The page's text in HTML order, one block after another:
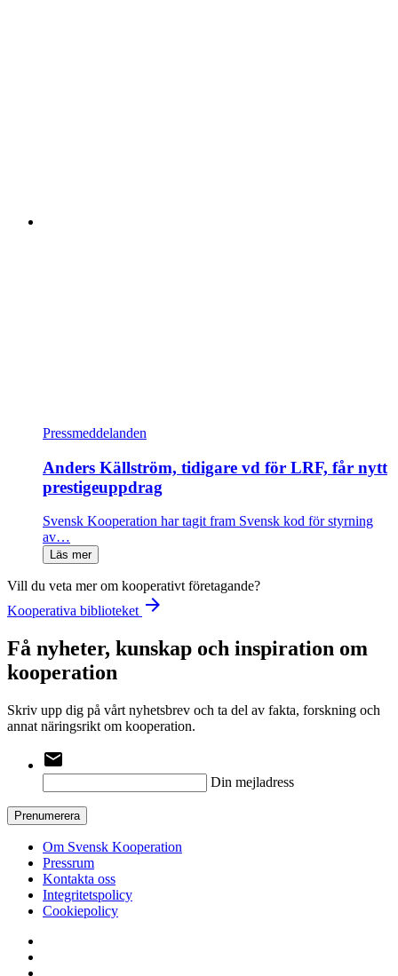
Pressmeddelanden
Anders Källström, tidigare vd för LRF, får nytt
prestigeuppdrag
Svensk Kooperation har tagit fram Svensk kod för styrning
av…
Läs mer
Vill du veta mer om kooperativt företagande?
Kooperativa biblioteket arrow_forward
Få nyheter, kunskap och inspiration om
kooperation
Skriv upp dig på vårt nyhetsbrev och ta del av fakta, forskning och
annat näringsrikt om kooperation.
email
Din mejladress
Prenumerera
Om Svensk Kooperation
Pressrum
Kontakta oss
Integritetspolicy
Cookiepolicy